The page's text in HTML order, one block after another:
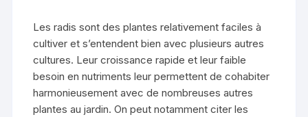
Les radis sont des plantes relativement faciles à
cultiver et s’entendent bien avec plusieurs autres
cultures. Leur croissance rapide et leur faible
besoin en nutriments leur permettent de cohabiter
harmonieusement avec de nombreuses autres
plantes au jardin. On peut notamment citer les